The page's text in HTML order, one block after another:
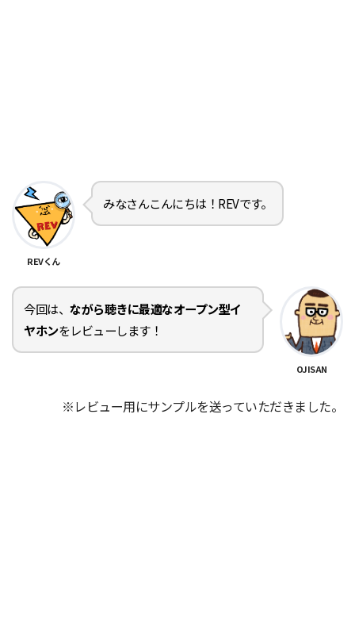
REVくん
みなさんこんにちは！REVです。
今回は、 ながら聴きに最適なオープン型イ
ヤホンをレビューします！
OJISAN
※レビュー用にサンプルを送っていただきました。